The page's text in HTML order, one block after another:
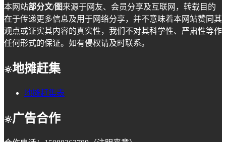
本网站部分文/图来源于网友、会员分享及互联网，转载目的
在于传递更多信息及用于网络分享，并不意味着本网站赞同其
观点或证实其内容的真实性，我们不对其科学性、严肃性等作
任何形式的保证。如有侵权请及时联系。
地摊赶集
地摊赶集表
广告合作